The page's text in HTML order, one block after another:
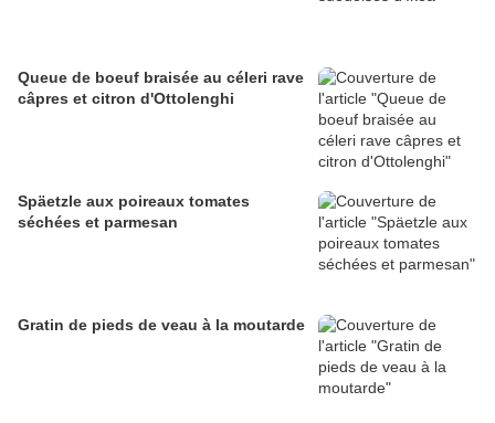
Queue de boeuf braisée au céleri rave
câpres et citron d'Ottolenghi
Späetzle aux poireaux tomates
séchées et parmesan
Gratin de pieds de veau à la moutarde